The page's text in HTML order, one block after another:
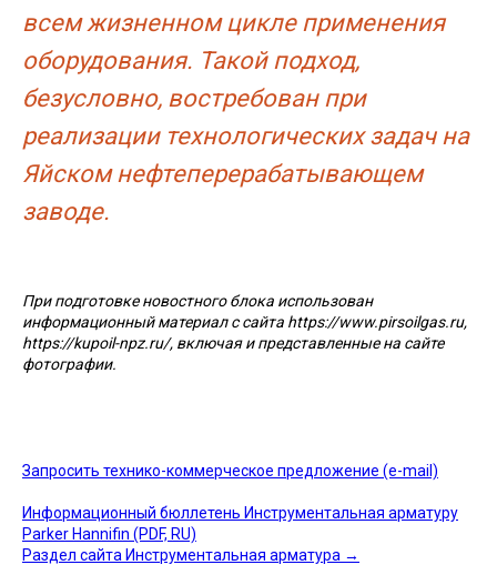
всем жизненном цикле применения
оборудования. Такой подход,
безусловно, востребован при
реализации технологических задач на
Яйском нефтеперерабатывающем
заводе.
При подготовке новостного блока использован
информационный материал с сайта https://www.pirsoilgas.ru,
https://kupoil-npz.ru/, включая и представленные на сайте
фотографии.
Запросить технико-коммерческое предложение (e-mail)
Информационный бюллетень Инструментальная арматуру
Parker Hannifin (PDF, RU)
Раздел сайта Инструментальная арматура →